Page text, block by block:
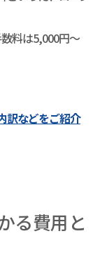
料は5,000円～
訳などをご紹介
る費用と